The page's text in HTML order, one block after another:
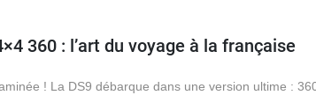
360 : l’art du voyage à la française
! La DS9 débarque dans une version ultime :